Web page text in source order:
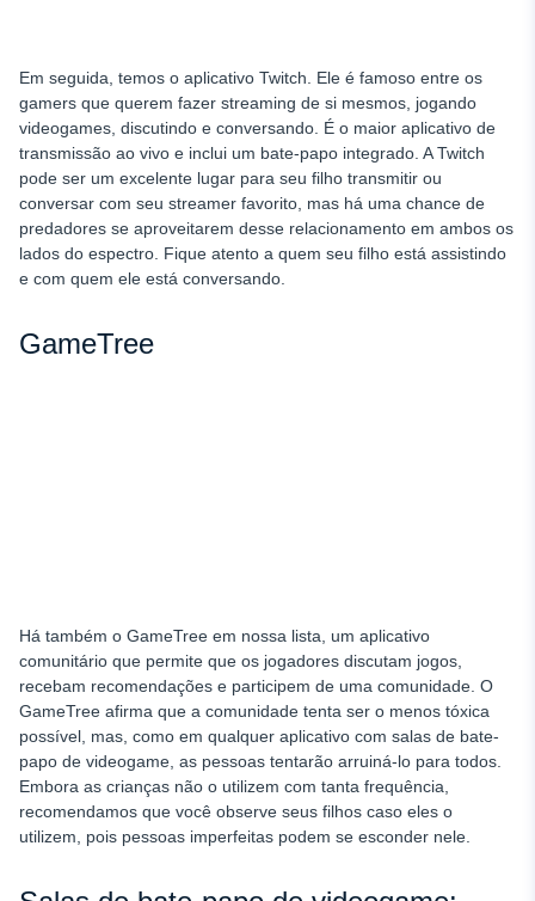
Em seguida, temos o aplicativo Twitch. Ele é famoso entre os
gamers que querem fazer streaming de si mesmos, jogando
videogames, discutindo e conversando. É o maior aplicativo de
transmissão ao vivo e inclui um bate-papo integrado. A Twitch
pode ser um excelente lugar para seu filho transmitir ou
conversar com seu streamer favorito, mas há uma chance de
predadores se aproveitarem desse relacionamento em ambos os
lados do espectro. Fique atento a quem seu filho está assistindo
e com quem ele está conversando.
GameTree
Há também o GameTree em nossa lista, um aplicativo
comunitário que permite que os jogadores discutam jogos,
recebam recomendações e participem de uma comunidade. O
GameTree afirma que a comunidade tenta ser o menos tóxica
possível, mas, como em qualquer aplicativo com salas de bate-
papo de videogame, as pessoas tentarão arruiná-lo para todos.
Embora as crianças não o utilizem com tanta frequência,
recomendamos que você observe seus filhos caso eles o
utilizem, pois pessoas imperfeitas podem se esconder nele.